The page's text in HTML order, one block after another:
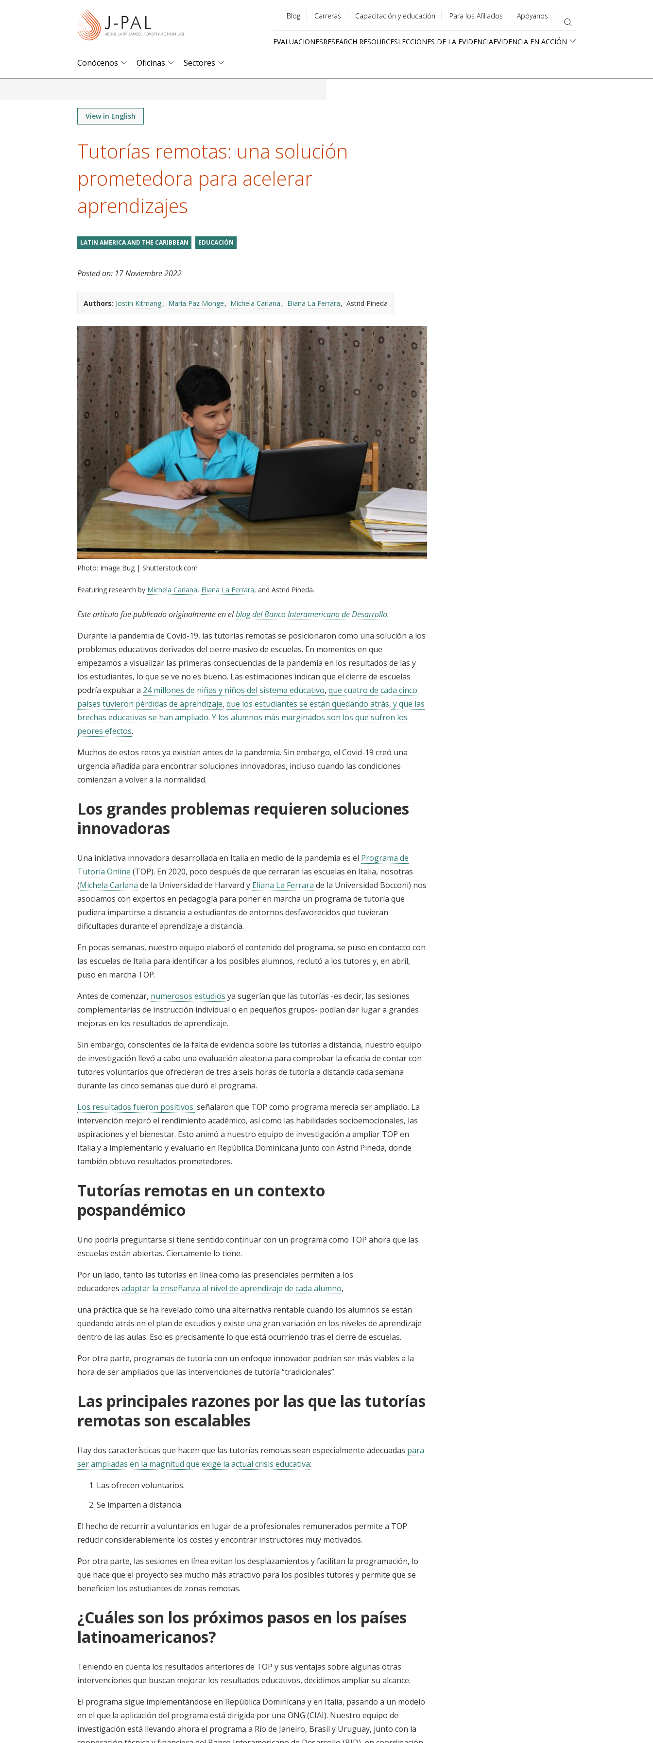
menu
Blog Carreras Capacitación y educación Para los Afiliados Apóyanos
EVALUACIONESRESEARCH RESOURCESLECCIONES DE LA EVIDENCIAEVIDENCIA EN ACCIÓN
Conócenos Oficinas Sectores
View in English
Tutorías remotas: una solución
prometedora para acelerar
aprendizajes
LATIN AMERICA AND THE CARIBBEAN EDUCACIÓN
Posted on: 17 Noviembre 2022
Authors: Jostin Kitmang María Paz Monge Michela Carlana Eliana La Ferrara Astrid Pineda
Photo: Image Bug | Shutterstock.com
Featuring research by Michela Carlana, Eliana La Ferrara, and Astrid Pineda.
Este artículo fue publicado originalmente en elblog del Banco Interamericano de Desarrollo.
Durante la pandemia de Covid-19, las tutorías remotas se posicionaron como una solución a los
problemas educativos derivados del cierre masivo de escuelas. En momentos en que
empezamos a visualizar las primeras consecuencias de la pandemia en los resultados de las y
los estudiantes, lo que se ve no es bueno. Las estimaciones indican que el cierre de escuelas
podría expulsar a 24 millones de niñas y niños del sistema educativo, que cuatro de cada cinco
países tuvieron pérdidas de aprendizaje, que los estudiantes se están quedando atrás, y que las
brechas educativas se han ampliado. Y los alumnos más marginados son los que sufren los
peores efectos.
Muchos de estos retos ya existían antes de la pandemia. Sin embargo, el Covid-19 creó una
urgencia añadida para encontrar soluciones innovadoras, incluso cuando las condiciones
comienzan a volver a la normalidad.
Los grandes problemas requieren soluciones
innovadoras
Una iniciativa innovadora desarrollada en Italia en medio de la pandemia es el Programa de
Tutoría Online (TOP). En 2020, poco después de que cerraran las escuelas en Italia, nosotras
(Michela Carlana de la Universidad de Harvard y Eliana La Ferrara de la Universidad Bocconi) nos
asociamos con expertos en pedagogía para poner en marcha un programa de tutoría que
pudiera impartirse a distancia a estudiantes de entornos desfavorecidos que tuvieran
dificultades durante el aprendizaje a distancia.
En pocas semanas, nuestro equipo elaboró el contenido del programa, se puso en contacto con
las escuelas de Italia para identificar a los posibles alumnos, reclutó a los tutores y, en abril,
puso en marcha TOP.
Antes de comenzar, numerosos estudios ya sugerían que las tutorías -es decir, las sesiones
complementarias de instrucción individual o en pequeños grupos- podían dar lugar a grandes
mejoras en los resultados de aprendizaje.
Sin embargo, conscientes de la falta de evidencia sobre las tutorías a distancia, nuestro equipo
de investigación llevó a cabo una evaluación aleatoria para comprobar la eficacia de contar con
tutores voluntarios que ofrecieran de tres a seis horas de tutoría a distancia cada semana
durante las cinco semanas que duró el programa.
Los resultados fueron positivos: señalaron que TOP como programa merecía ser ampliado. La
intervención mejoró el rendimiento académico, así como las habilidades socioemocionales, las
aspiraciones y el bienestar. Esto animó a nuestro equipo de investigación a ampliar TOP en
Italia y a implementarlo y evaluarlo en República Dominicana junto con Astrid Pineda, donde
también obtuvo resultados prometedores.
Tutorías remotas en un contexto
pospandémico
Uno podría preguntarse si tiene sentido continuar con un programa como TOP ahora que las
escuelas están abiertas. Ciertamente lo tiene.
Por un lado, tanto las tutorías en línea como las presenciales permiten a los
educadores adaptar la enseñanza al nivel de aprendizaje de cada alumno,
una práctica que se ha revelado como una alternativa rentable cuando los alumnos se están
quedando atrás en el plan de estudios y existe una gran variación en los niveles de aprendizaje
dentro de las aulas. Eso es precisamente lo que está ocurriendo tras el cierre de escuelas.
Por otra parte, programas de tutoría con un enfoque innovador podrían ser más viables a la
hora de ser ampliados que las intervenciones de tutoría “tradicionales”.
Las principales razones por las que las tutorías
remotas son escalables
Hay dos características que hacen que las tutorías remotas sean especialmente adecuadas para
ser ampliadas en la magnitud que exige la actual crisis educativa:
Las ofrecen voluntarios.
Se imparten a distancia.
El hecho de recurrir a voluntarios en lugar de a profesionales remunerados permite a TOP
reducir considerablemente los costes y encontrar instructores muy motivados.
Por otra parte, las sesiones en línea evitan los desplazamientos y facilitan la programación, lo
que hace que el proyecto sea mucho más atractivo para los posibles tutores y permite que se
beneficien los estudiantes de zonas remotas.
¿Cuáles son los próximos pasos en los países
latinoamericanos?
Teniendo en cuenta los resultados anteriores de TOP y sus ventajas sobre algunas otras
intervenciones que buscan mejorar los resultados educativos, decidimos ampliar su alcance.
El programa sigue implementándose en República Dominicana y en Italia, pasando a un modelo
en el que la aplicación del programa está dirigida por una ONG (CIAI). Nuestro equipo de
investigación está llevando ahora el programa a Río de Janeiro, Brasil y Uruguay, junto con la